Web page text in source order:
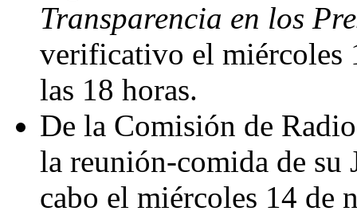
Transparencia en los
verificativo el miércoles
las 18 horas.
De la Comisión de
la reunión-comida de su
cabo el miércoles 14 de